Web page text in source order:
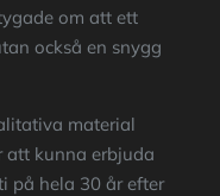
om att ett
också en snygg
material
att kunna erbjuda
på hela 30 år efter